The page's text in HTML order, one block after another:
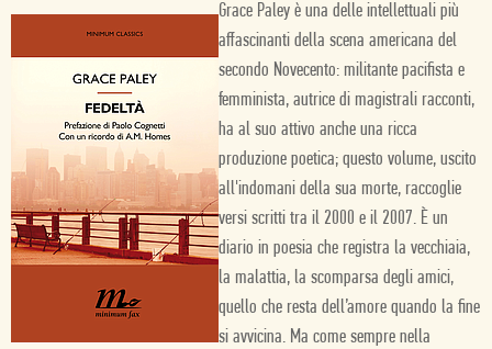
Grace Paley è una delle intellettuali più
affascinanti della scena americana del
secondo Novecento: militante pacifista e
femminista, autrice di magistrali racconti,
ha al suo attivo anche una ricca
produzione poetica; questo volume, uscito
all'indomani della sua morte, raccoglie
versi scritti tra il 2000 e il 2007. È un
diario in poesia che registra la vecchiaia,
la malattia, la scomparsa degli amici,
quello che resta dell’amore quando la fine
si avvicina. Ma come sempre nella